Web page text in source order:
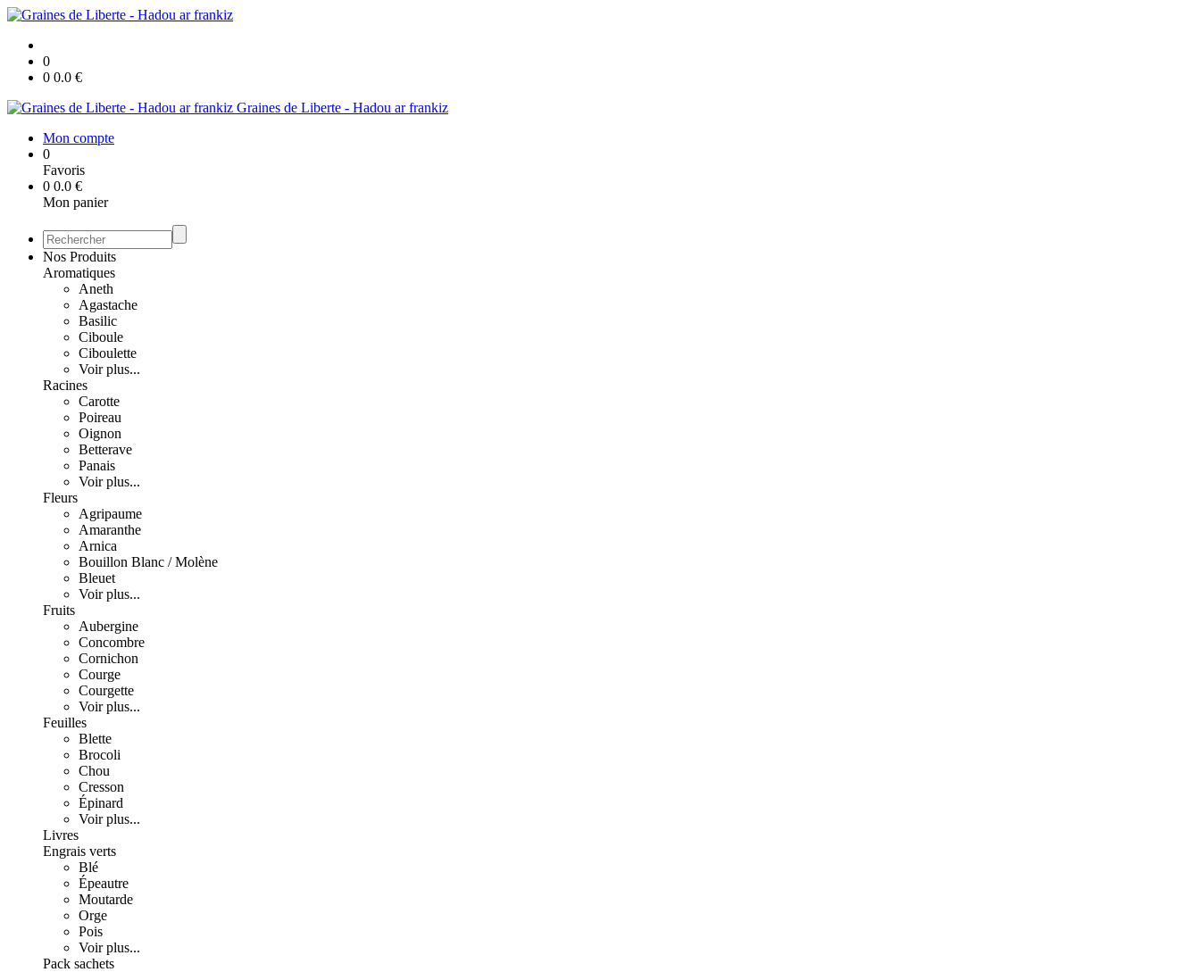
0
0 0.0 €
Graines de Liberte - Hadou ar frankiz
Mon compte
0
Favoris
0 0.0 €
Mon panier
Nos Produits
Aromatiques
Aneth
Agastache
Basilic
Ciboule
Ciboulette
Voir plus...
Racines
Carotte
Poireau
Oignon
Betterave
Panais
Voir plus...
Fleurs
Agripaume
Amaranthe
Arnica
Bouillon Blanc / Molène
Bleuet
Voir plus...
Fruits
Aubergine
Concombre
Cornichon
Courge
Courgette
Voir plus...
Feuilles
Blette
Brocoli
Chou
Cresson
Épinard
Voir plus...
Livres
Engrais verts
Blé
Épeautre
Moutarde
Orge
Pois
Voir plus...
Pack sachets